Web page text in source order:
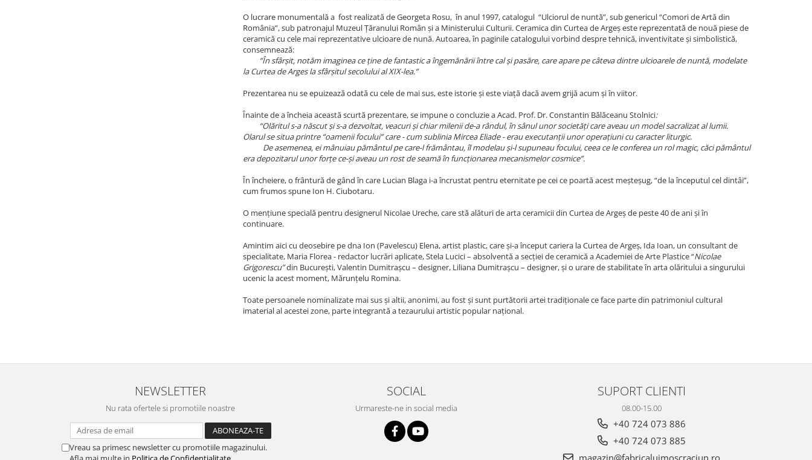
O lucrare monumentală a fost realizată de Georgeta Rosu, în anul 1997, catalogul “Ulciorul de nuntă”, sub genericul “Comori de Artă din
România”, sub patronajul Muzeul Țăranului Român și a Ministerului Culturii. Ceramica din Curtea de Argeș este reprezentată de nouă piese de
ceramică cu cele mai reprezentative ulcioare de nună. Autoarea, în paginile catalogului vorbind despre tehnică, inventivitate și simbolistică,
consemnează:
“În sfârșit, notăm imaginea ce ține de fantastic a îngemănării între cal și pasăre, care apare pe câteva dintre ulcioarele de nuntă, modelate
la Curtea de Arges la sfârșitul secolului al XIX-lea.”
Prezentarea nu se epuizează odată cu cele de mai sus, este istorie și este viață dacă avem grijă acum și în viitor.
Înainte de a încheia această scurtă prezentare, se impune o concluzie a Acad. Prof. Dr. Constantin Bălăceanu Stolnici:
“Olăritul s-a născut și s-a dezvoltat, veacuri și chiar milenii de-a rândul, în sânul unor societăți care aveau un model sacralizat al lumii.
Olarul se situa printre “oamenii focului” care - cum sublinia Mircea Eliade - erau executanții unor operațiuni cu caracter liturgic.
De asemenea, ei mânuiau pământul pe care-l frământau, îl modelau și-l supuneau focului, ceea ce le conferea un rol magic, căci pământul
era depozitarul unor forțe ce-și aveau un rost de seamă în funcționarea mecanismelor cosmice”.
În încheiere, o frântură de gând în care Lucian Blaga i-a încrustat pentru eternitate pe cei ce poartă acest meșteșug, “de la începutul cel dintâi”,
cum frumos spune Ion H. Ciubotaru.
O mențiune specială pentru designerul Nicolae Ureche, care stă alături de arta ceramicii din Curtea de Argeș de peste 40 de ani și în
continuare.
Amintim aici cu deosebire pe dna Ion (Pavelescu) Elena, artist plastic, care și-a început cariera la Curtea de Argeș, Ida Ioan, un consultant de
specialitate, Maria Florea - redactor lucrări aplicate, Stela Lucici – absolventă a secției de ceramică a Academiei de Arte Plastice “Nicolae
Grigorescu”din București, Valentin Dumitrașcu – designer, Liliana Dumitrașcu – designer, și o urare de stabilitate în arta olăritului a singurului
ucenic la acest moment, Mărunțelu Romina.
Toate persoanele nominalizate mai sus și altii, anonimi, au fost și sunt purtătorii artei tradiționale ce face parte din patrimoniul cultural
imaterial al acestei zone, parte integrantă a tezaurului artistic popular național.
NEWSLETTER
Nu rata ofertele si promotiile noastre
Vreau sa primesc newsletter cu promotiile magazinului.
SOCIAL
Urmareste-ne in social media
SUPORT CLIENTI
08.00-15.00
+40 724 073 886
+40 724 073 885
magazin@fabricaluimoscraciun.ro